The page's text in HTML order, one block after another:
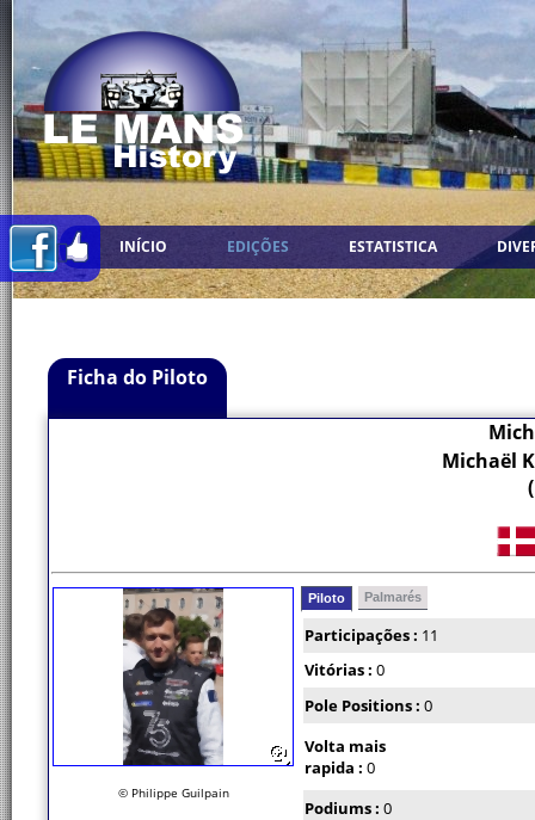
INÍCIO EDIÇÕES ESTATISTICA
Ficha do Piloto
Michaël
© Philippe Guilpain
Piloto Palmarés
Participações : 11
Vitórias : 0
Pole Positions : 0
Volta mais
rapida : 0
Podiums : 0